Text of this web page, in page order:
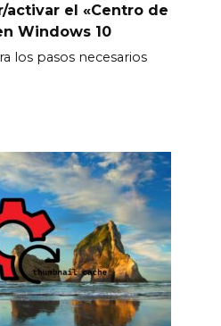
activar el «Centro de
Windows 10
los pasos necesarios